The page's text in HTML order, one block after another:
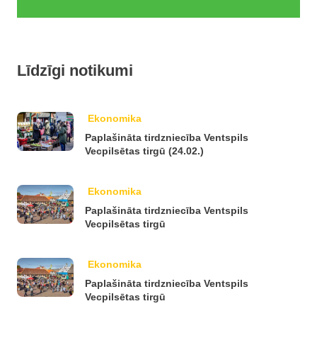
Līdzīgi notikumi
Ekonomika
Paplašināta tirdzniecība Ventspils
Vecpilsētas tirgū (24.02.)
Ekonomika
Paplašināta tirdzniecība Ventspils
Vecpilsētas tirgū
Ekonomika
Paplašināta tirdzniecība Ventspils
Vecpilsētas tirgū